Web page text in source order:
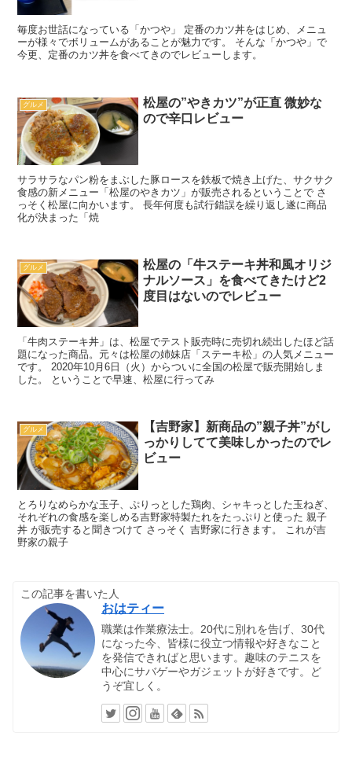
毎度お世話になっている「かつや」 定番のカツ丼をはじめ、メニュ
ーが様々でボリュームがあることが魅力です。 そんな「かつや」で
今更、定番のカツ丼を食べてきのでレビューします。
グルメ
松屋の”やきカツ”が正直 微妙な
ので辛口レビュー
サラサラなパン粉をまぶした豚ロースを鉄板で焼き上げた、サクサク
食感の新メニュー「松屋のやきカツ」が販売されるということで さ
っそく松屋に向かいます。 長年何度も試行錯誤を繰り返し遂に商品
化が決まった「焼
グルメ
松屋の「牛ステーキ丼和風オリジ
ナルソース」を食べてきたけど2
度目はないのでレビュー
「牛肉ステーキ丼」は、松屋でテスト販売時に売切れ続出したほど話
題になった商品。元々は松屋の姉妹店「ステーキ松」の人気メニュー
です。 2020年10月6日（火）からついに全国の松屋で販売開始しま
した。 ということで早速、松屋に行ってみ
グルメ
【吉野家】新商品の”親子丼”がし
っかりしてて美味しかったのでレ
ビュー
とろりなめらかな玉子、ぷりっとした鶏肉、シャキっとした玉ねぎ、
それぞれの食感を楽しめる吉野家特製たれをたっぷりと使った 親子
丼 が販売すると聞きつけて さっそく 吉野家に行きます。 これが吉
野家の親子
この記事を書いた人
おはティー
職業は作業療法士。20代に別れを告げ、30代
になった今、皆様に役立つ情報や好きなこと
を発信できればと思います。趣味のテニスを
中心にサバゲーやガジェットが好きです。ど
うぞ宜しく。